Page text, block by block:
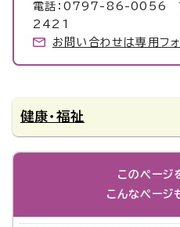
電話：0797-86-0056
2421
お問い合わせは専用フ
健康・福祉
このページ
こんなページ